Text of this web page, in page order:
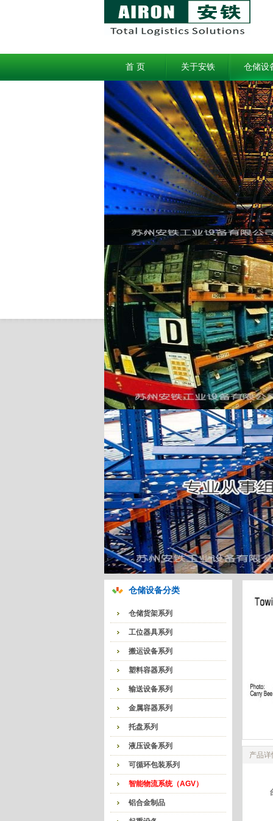
首 页 关于安铁 仓储设
仓储设备分类
仓储货架系列
工位器具系列
搬运设备系列
塑料容器系列
输送设备系列
金属容器系列
托盘系列
液压设备系列
可循环包装系列
智能物流系统（AGV）
铝合金制品
产品详